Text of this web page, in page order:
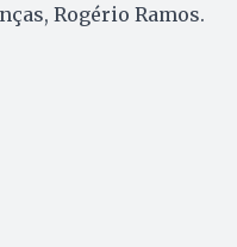
Rogério Ramos.